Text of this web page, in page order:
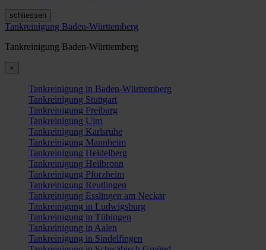
schliessen
Tankreinigung Baden-Württemberg
Tankreinigung Baden-Württemberg
×
Tankreinigung in Baden-Württemberg
Tankreinigung Stuttgart
Tankreinigung Freiburg
Tankreinigung Ulm
Tankreinigung Karlsruhe
Tankreinigung Mannheim
Tankreinigung Heidelberg
Tankreinigung Heilbronn
Tankreinigung Pforzheim
Tankreinigung Reutlingen
Tankreinigung Esslingen am Neckar
Tankreinigung in Ludwigsburg
Tankreinigung in Tübingen
Tankreinigung in Aalen
Tankreinigung in Sindelfingen